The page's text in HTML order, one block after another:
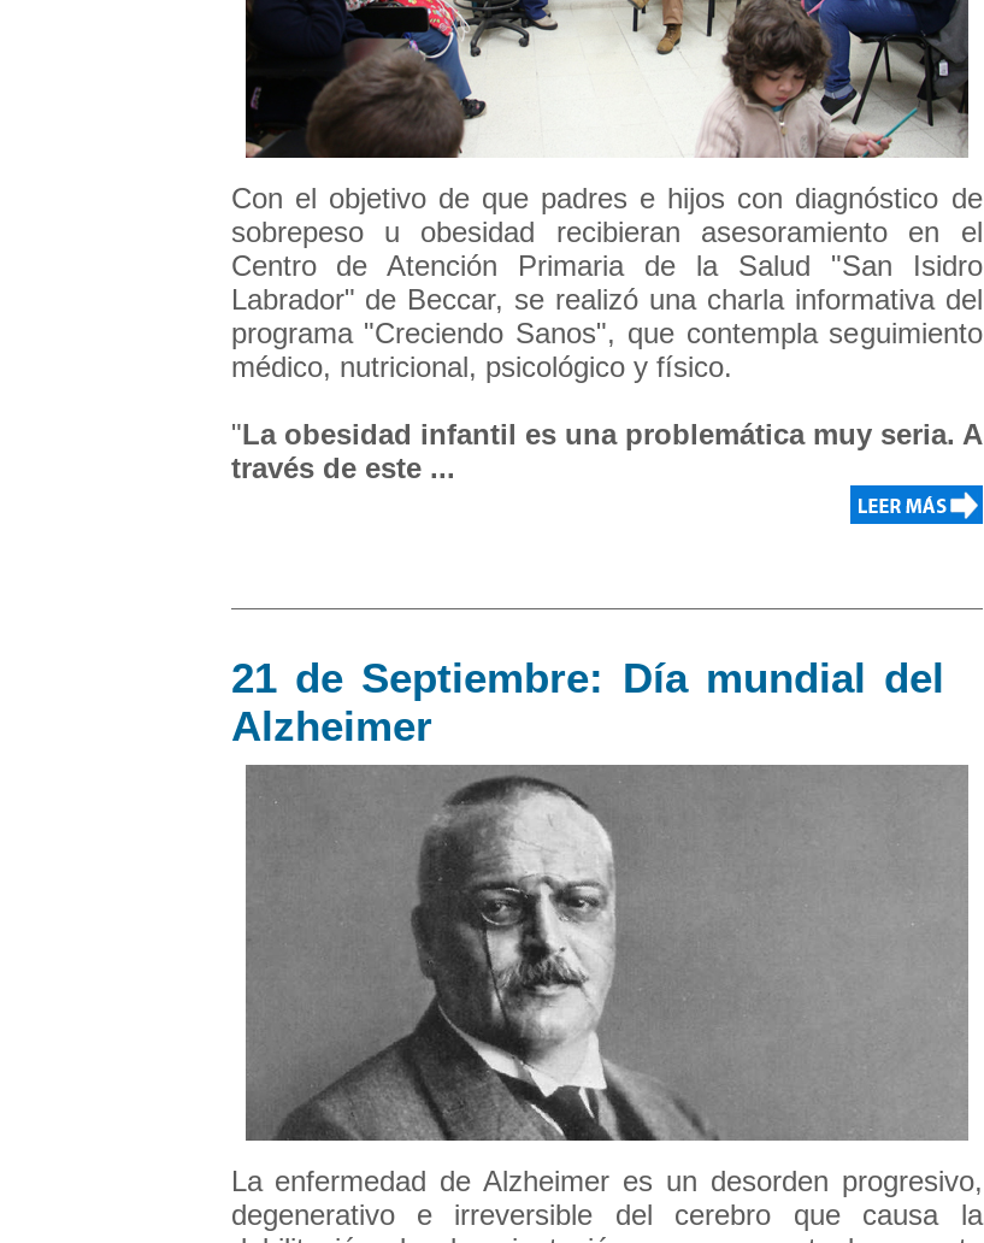
Con el objetivo de que padres e hijos con diagnóstico de
sobrepeso u obesidad recibieran asesoramiento en el
Centro de Atención Primaria de la Salud "San Isidro
Labrador" de Beccar, se realizó una charla informativa del
programa "Creciendo Sanos", que contempla seguimiento
médico, nutricional, psicológico y físico.
"La obesidad infantil es una problemática muy seria. A
través de este ...
21 de Septiembre: Día mundial del
Alzheimer
La enfermedad de Alzheimer es un desorden progresivo,
degenerativo e irreversible del cerebro que causa la